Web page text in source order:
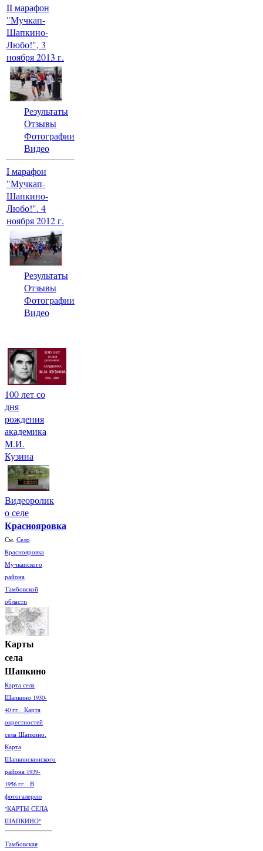
II марафон
"Мучкап-
Шапкино-
Любо!", 3
ноября 2013 г.
Результаты
Отзывы
Фотографии
Видео
I марафон
"Мучкап-
Шапкино-
Любо!". 4
ноября 2012 г.
Результаты
Отзывы
Фотографии
Видео
100 лет со
дня
рождения
академика
М.И.
Кузина
Видеоролик
о селе
Краснояровка
См. Село
Краснояровка
Мучкапского
района
Тамбовской
области
Карты
села
Шапкино
Карта села
Шапкино 1930-
40 гг. Карта
окрестностей
села Шапкино.
Карта
Шапкинскинского
района 1939-
1956 гг. В
фотогалерею
"КАРТЫ СЕЛА
ШАПКИНО"
Тамбовская